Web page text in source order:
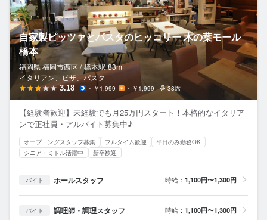
自家製ピッツァとパスタのヒッコリー 木の葉モール
橋本
福岡県 福岡市西区 / 橋本駅 83m
イタリアン、ピザ、パスタ
3.18 ～￥1,999 ～￥1,999 38席
【経験者歓迎】未経験でも月25万円スタート！本格的なイタリア
ンで正社員・アルバイト募集中♪
オープニングスタッフ募集 フルタイム歓迎
平日のみ勤務OK
シニア・ミドル活躍中
新卒歓迎
バイト ホールスタッフ 時給： 1,100円〜1,300円
バイト 調理師・調理スタッフ 時給： 1,100円〜1,300円